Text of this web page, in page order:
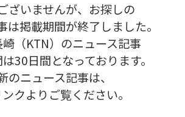
ざいませんが、お探しの
は掲載期間が終了しました。
（KTN）のニュース記事
30日間となっております。
のニュース記事は、
クよりご覧ください。